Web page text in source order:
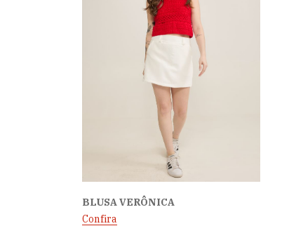
BLUSA VERÔNICA
Confira